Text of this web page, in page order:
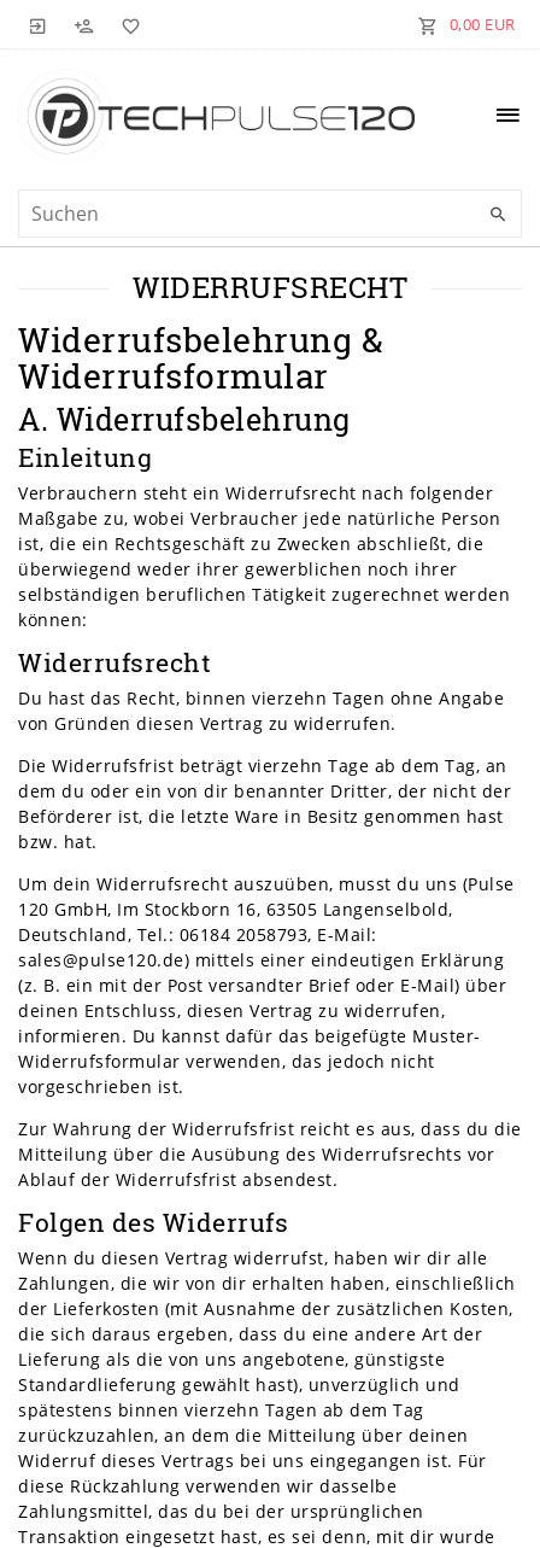
0,00 EUR
WIDERRUFS­RECHT
Widerrufsbelehrung &
Widerrufsformular
A. Widerrufsbelehrung
Einleitung
Verbrauchern steht ein Widerrufsrecht nach folgender
Maßgabe zu, wobei Verbraucher jede natürliche Person
ist, die ein Rechtsgeschäft zu Zwecken abschließt, die
überwiegend weder ihrer gewerblichen noch ihrer
selbständigen beruflichen Tätigkeit zugerechnet werden
können:
Widerrufsrecht
Du hast das Recht, binnen vierzehn Tagen ohne Angabe
von Gründen diesen Vertrag zu widerrufen.
Die Widerrufsfrist beträgt vierzehn Tage ab dem Tag, an
dem du oder ein von dir benannter Dritter, der nicht der
Beförderer ist, die letzte Ware in Besitz genommen hast
bzw. hat.
Um dein Widerrufsrecht auszuüben, musst du uns (Pulse
120 GmbH, Im Stockborn 16, 63505 Langenselbold,
Deutschland, Tel.: 06184 2058793, E-Mail:
sales@pulse120.de) mittels einer eindeutigen Erklärung
(z. B. ein mit der Post versandter Brief oder E-Mail) über
deinen Entschluss, diesen Vertrag zu widerrufen,
informieren. Du kannst dafür das beigefügte Muster-
Widerrufsformular verwenden, das jedoch nicht
vorgeschrieben ist.
Zur Wahrung der Widerrufsfrist reicht es aus, dass du die
Mitteilung über die Ausübung des Widerrufsrechts vor
Ablauf der Widerrufsfrist absendest.
Folgen des Widerrufs
Wenn du diesen Vertrag widerrufst, haben wir dir alle
Zahlungen, die wir von dir erhalten haben, einschließlich
der Lieferkosten (mit Ausnahme der zusätzlichen Kosten,
die sich daraus ergeben, dass du eine andere Art der
Lieferung als die von uns angebotene, günstigste
Standardlieferung gewählt hast), unverzüglich und
spätestens binnen vierzehn Tagen ab dem Tag
zurückzuzahlen, an dem die Mitteilung über deinen
Widerruf dieses Vertrags bei uns eingegangen ist. Für
diese Rückzahlung verwenden wir dasselbe
Zahlungsmittel, das du bei der ursprünglichen
Transaktion eingesetzt hast, es sei denn, mit dir wurde